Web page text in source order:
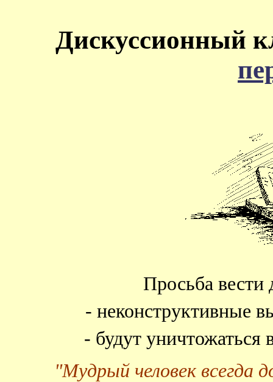
Дискуссионный
Просьба вести
- неконструктивные
- будут
"Мудрый человек всегда